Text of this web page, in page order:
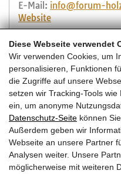
Diese Webseite verwendet
Wir verwenden Cookies, um
personalisieren, Funktionen
die Zugriffe auf unsere
setzen wir Tracking-Tools
ein, um anonyme
Datenschutz-Seite können
Außerdem geben wir
Webseite an unsere Partner
Analysen weiter. Unsere
möglicherweise mit weiteren
E-Mail: info@forum-
Website
Kosten:
gemeinsames
ganze Veranstaltung
nur Dienstag 11. Juni
nur Mittwoch 12. Juni
Vertreter:in von
Studierende (ohne
Digitale
150.-